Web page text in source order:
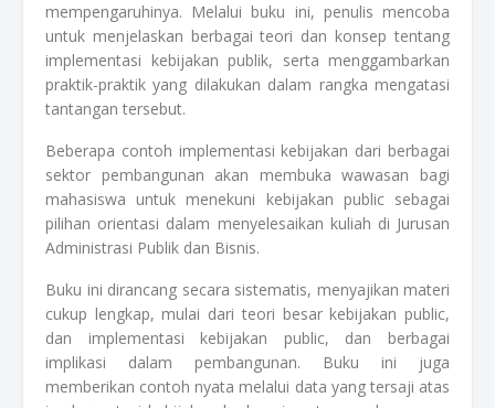
mempengaruhinya. Melalui buku ini, penulis mencoba
untuk menjelaskan berbagai teori dan konsep tentang
implementasi kebijakan publik, serta menggambarkan
praktik-praktik yang dilakukan dalam rangka mengatasi
tantangan tersebut.
Beberapa contoh implementasi kebijakan dari berbagai
sektor pembangunan akan membuka wawasan bagi
mahasiswa untuk menekuni kebijakan public sebagai
pilihan orientasi dalam menyelesaikan kuliah di Jurusan
Administrasi Publik dan Bisnis.
Buku ini dirancang secara sistematis, menyajikan materi
cukup lengkap, mulai dari teori besar kebijakan public,
dan implementasi kebijakan public, dan berbagai
implikasi dalam pembangunan. Buku ini juga
memberikan contoh nyata melalui data yang tersaji atas